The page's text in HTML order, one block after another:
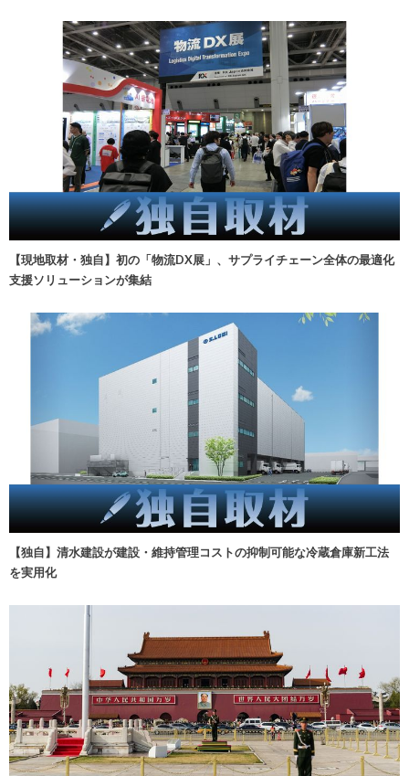
【現地取材・独自】初の「物流DX展」、サプライチェーン全体の最適化
支援ソリューションが集結
【独自】清水建設が建設・維持管理コストの抑制可能な冷蔵倉庫新工法
を実用化